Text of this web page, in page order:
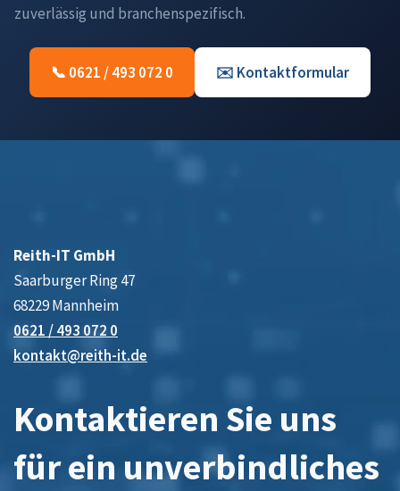
zuverlässig und branchenspezifisch.
📞 0621 / 493 072 0 ✉️ Kontaktformular
Reith-IT GmbH
Saarburger Ring 47
68229 Mannheim
0621 / 493 072 0
kontakt@reith-it.de
Kontaktieren Sie uns
für ein unverbindliches